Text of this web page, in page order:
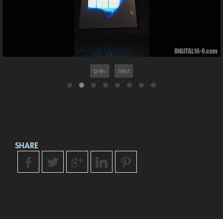
prev next
SHARE